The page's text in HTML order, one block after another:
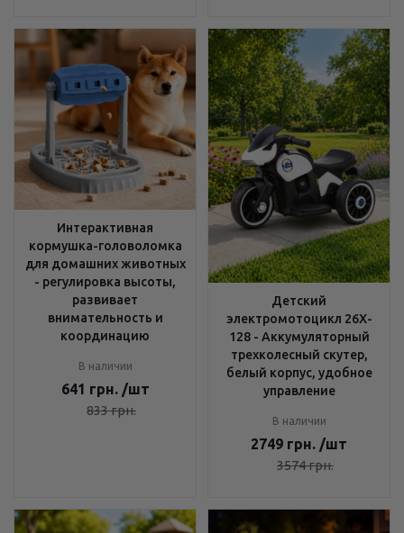
Интерактивная
кормушка-головоломка
для домашних животных
- регулировка высоты,
развивает
внимательность и
координацию
В наличии
641 грн. /шт
833грн.
Детский
электромотоцикл 26X-
128 - Аккумуляторный
трехколесный скутер,
белый корпус, удобное
управление
В наличии
2749 грн. /шт
3574грн.